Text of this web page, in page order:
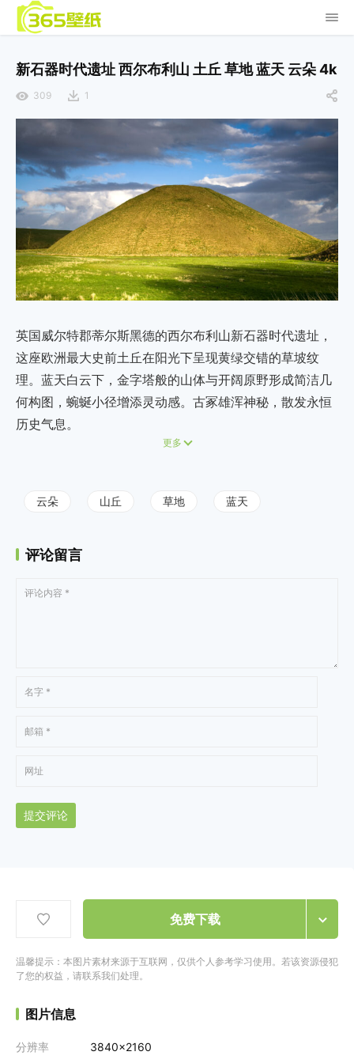
新石器时代遗址 西尔布利山 土丘 草地 蓝天 云朵 4k
309 1
英国威尔特郡蒂尔斯黑德的西尔布利山新石器时代遗址，
这座欧洲最大史前土丘在阳光下呈现黄绿交错的草坡纹
理。蓝天白云下，金字塔般的山体与开阔原野形成简洁几
何构图，蜿蜒小径增添灵动感。古冢雄浑神秘，散发永恒
历史气息。
更多
云朵 山丘 草地 蓝天
评论留言
提交评论
免费下载
温馨提示：本图片素材来源于互联网，仅供个人参考学习使用。若该资源侵犯
了您的权益，请联系我们处理。
图片信息
分辨率
3840x2160